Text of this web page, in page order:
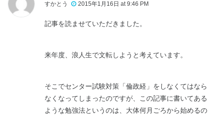
すかとう 2015年1月16日 at 9:46 PM
記事を読ませていただきました。
来年度、浪人生で文転しようと考えています。
そこでセンター試験対策「倫政経」をしなくてはなら
なくなってしまったのですが、この記事に書いてある
ような勉強法というのは、大体何月ごろから始めるの